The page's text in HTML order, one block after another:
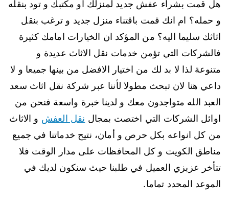
هل قمت بشراء عفش جديد لمنزلك او مكتبك و تود بنقله
و حمله؟ ام انك قمت باقتناء منزل جديد و ترغب بنقل
اثاثك سليما اليه؟ من المؤكد ان الخيارات امامك كثيرة
فالشركات التي تؤمن خدمات نقل الاثاث عديدة و
متنوعة لذا لا بد لك من اختيار الافضل من بينها جميعا و لا
داعي هنا لان تبحث مطولا لأننا عبر شركة نقل اثاث سعد
العبد الله متواجدون معك و لدينا خبرة واسعة فنحن من
اوائل الشركات التي اختصت بمجال نقل العفش و الاثاث
من كل انواعه بكل حرص و أمان، نتيح خدماتنا في جميع
مناطق الكويت و كل المحافظات على مدار الوقت فلا
تتأخر عزيزي العميل في طلبنا حيث سنكون لديك في
الموعد المحدد تماما.